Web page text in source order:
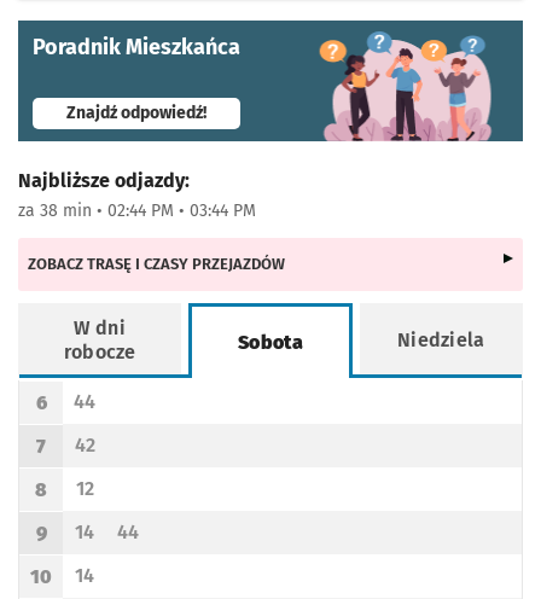
Poradnik Mieszkańca
Znajdź odpowiedź!- otworzy się w nowej karcie
Najbliższe odjazdy:
za 38 min • 02:44 PM • 03:44 PM
ZOBACZ TRASĘ I CZASY PRZEJAZDÓW
W dni
robocze
Sobota Niedziela
Rozkład jazdy -
Godzina odjazdu
6
Odjazd
44
minut po godzinie 6
Godzina odjazdu
7
Odjazd
42
minut po godzinie 7
Godzina odjazdu
8
Odjazd
12
minut po godzinie 8
Godzina odjazdu
9
Odjazd
14
minut po godzinie 9
Odjazd
44
minut po godzinie 9
Godzina odjazdu
10
Odjazd
14
minut po godzinie 10